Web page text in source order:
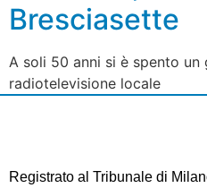
Bresciasette
A soli 50 anni si è spento un
radiotelevisione locale
Registrato al Tribunale di